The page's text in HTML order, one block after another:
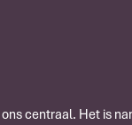
centraal. Het is